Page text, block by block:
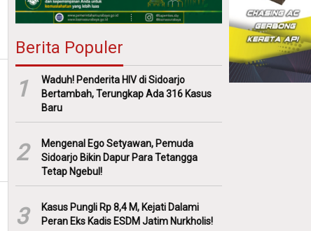
Berita Populer
1
Waduh! Penderita HIV di Sidoarjo
Bertambah, Terungkap Ada 316 Kasus
Baru
2
Mengenal Ego Setyawan, Pemuda
Sidoarjo Bikin Dapur Para Tetangga
Tetap Ngebul!
3
Kasus Pungli Rp 8,4 M, Kejati Dalami
Peran Eks Kadis ESDM Jatim Nurkholis!